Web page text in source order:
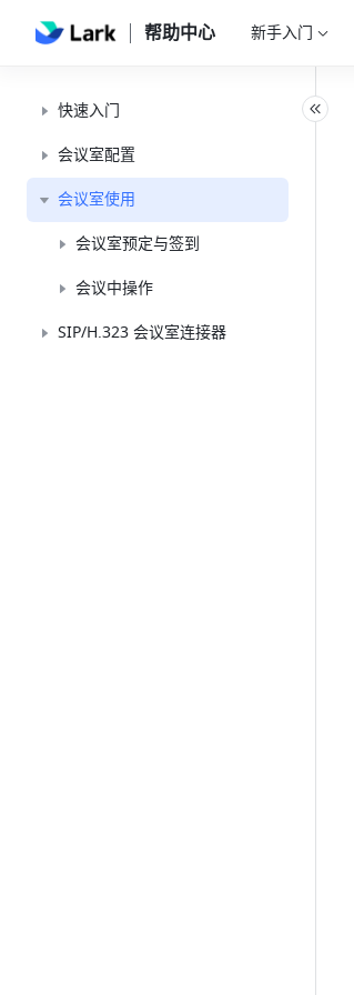
帮助中心 新手入门
快速入门
会议室配置
会议室使用
会议室预定与签到
会议中操作
SIP/H.323 会议室连接器